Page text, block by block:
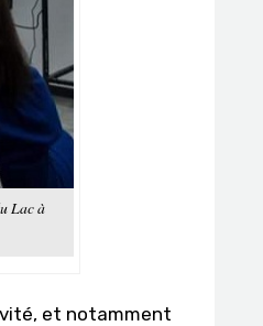
Lac à
et notamment